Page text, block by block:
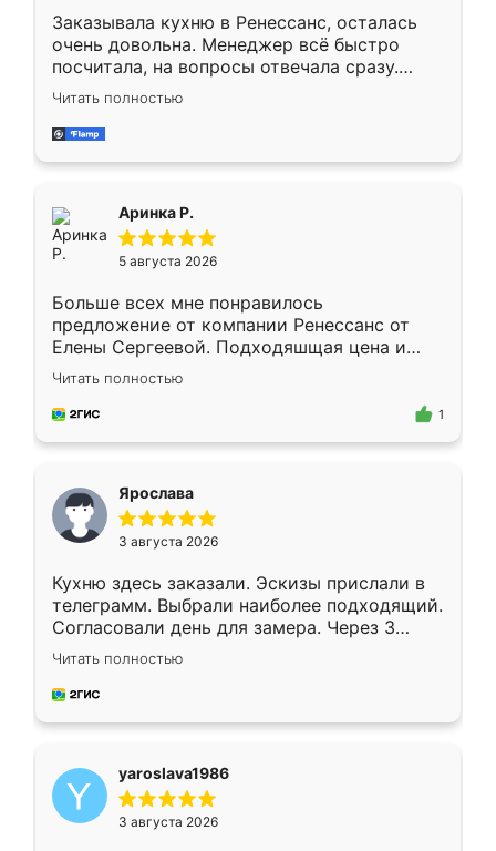
Заказывала кухню в Ренессанс, осталась
очень довольна. Менеджер всё быстро
посчитала, на вопросы отвечала сразу.
Замерщик приехал в субботу, подошёл к
делу со всей ответственностью. Собрали
за день, ребята работали аккуратно, даже
Читать полностью
Аринка Р.
5 августа 2026
Больше всех мне понравилось
предложение от компании Ренессанс от
Елены Сергеевой. Подходяшщая цена и
короткие сроки изготовления. Приехавший
для замера сотрудник Владислав
предложил по моему эскизу самый
Читать полностью
1
Ярослава
3 августа 2026
Кухню здесь заказали. Эскизы прислали в
телеграмм. Выбрали наиболее подходящий.
Согласовали день для замера. Через 3
недели кухня была уже готова. Остались
довольны работой. Спасибо Ренессанс
мебель за качественную работу!
Читать полностью
yaroslava1986
3 августа 2026